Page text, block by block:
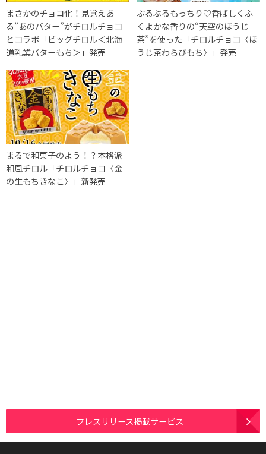
まさかのチョコ化！見覚えあ
る”あのバター”がチロルチョコ
とコラボ「ビッグチロル＜北海
道乳業バターもち＞」発売
ぷるぷるもっちり♡香ばしくふ
くよかな香りの“天空のほうじ
茶”を使った「チロルチョコ〈ほ
うじ茶わらびもち〉」発売
まるで和菓子のよう！？本格派
和風チロル「チロルチョコ〈金
の生もちきなこ〉」新発売
プレスリリース掲載サービス